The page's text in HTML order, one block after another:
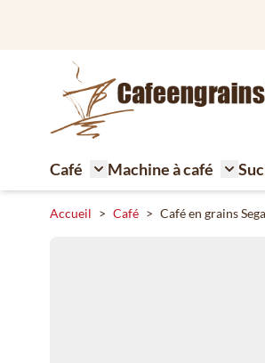
Café
Toggle submenu for Café
Machine à café
Accueil > Café > Café en grains